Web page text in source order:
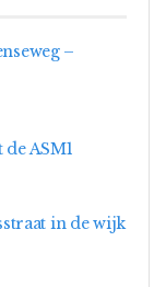
–
ASM1
in de wijk